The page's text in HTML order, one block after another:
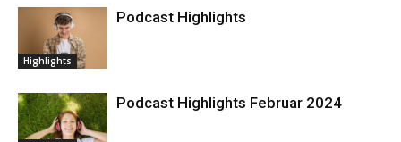
Highlights
Podcast Highlights
Podcast Highlights Februar 2024